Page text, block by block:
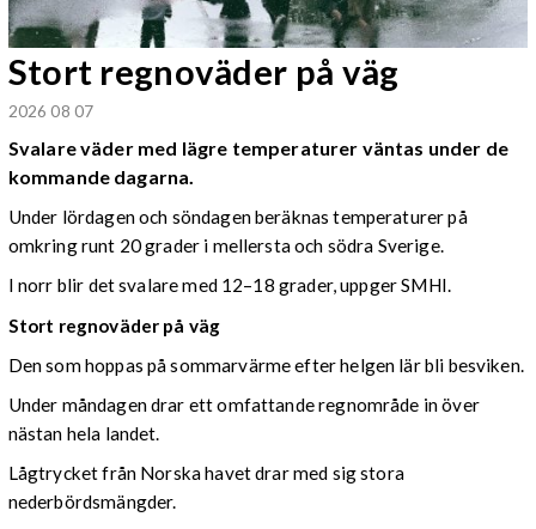
Stort regnoväder på väg
2026 08 07
Svalare väder med lägre temperaturer väntas under de
kommande dagarna.
Under lördagen och söndagen beräknas temperaturer på
omkring runt 20 grader i mellersta och södra Sverige.
I norr blir det svalare med 12–18 grader, uppger SMHI.
Stort regnoväder på väg
Den som hoppas på sommarvärme efter helgen lär bli besviken.
Under måndagen drar ett omfattande regnområde in över
nästan hela landet.
Lågtrycket från Norska havet drar med sig stora
nederbördsmängder.